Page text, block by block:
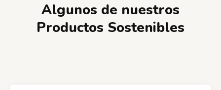
Algunos de nuestros
Productos Sostenibles